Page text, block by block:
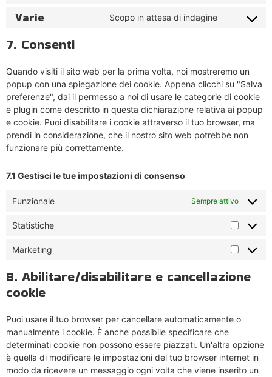
Varie
Scopo in attesa di indagine
7. Consenti
Quando visiti il sito web per la prima volta, noi mostreremo un
popup con una spiegazione dei cookie. Appena clicchi su "Salva
preferenze", dai il permesso a noi di usare le categorie di cookie
e plugin come descritto in questa dichiarazione relativa ai popup
e cookie. Puoi disabilitare i cookie attraverso il tuo browser, ma
prendi in considerazione, che il nostro sito web potrebbe non
funzionare più correttamente.
7.1 Gestisci le tue impostazioni di consenso
Funzionale Sempre attivo
Statistiche
Marketing
8. Abilitare/disabilitare e cancellazione
cookie
Puoi usare il tuo browser per cancellare automaticamente o
manualmente i cookie. È anche possibile specificare che
determinati cookie non possono essere piazzati. Un'altra opzione
è quella di modificare le impostazioni del tuo browser internet in
modo da ricevere un messaggio ogni volta che viene inserito un